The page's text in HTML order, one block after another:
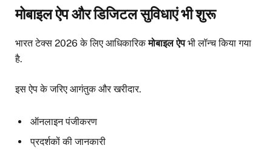
मोबाइल ऐप और डिजिटल सुविधाएं भी शुरू
भारत टेक्स 2026 के लिए आधिकारिकमोबाइल ऐपभी लॉन्च किया गया
है.
इस ऐप के जरिए आगंतुक और खरीदार.
ऑनलाइन पंजीकरण
प्रदर्शकों की जानकारी